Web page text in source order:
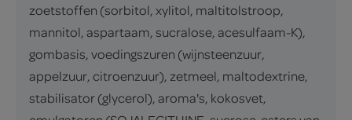
zoetstoffen (sorbitol, xylitol, maltitolstroop,
mannitol, aspartaam, sucralose, acesulfaam-K),
gombasis, voedingszuren (wijnsteenzuur,
appelzuur, citroenzuur), zetmeel, maltodextrine,
stabilisator (glycerol), aroma's, kokosvet,